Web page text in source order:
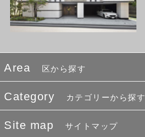
Area 区から探す
Category カテゴリーから探す
Site map サイトマップ